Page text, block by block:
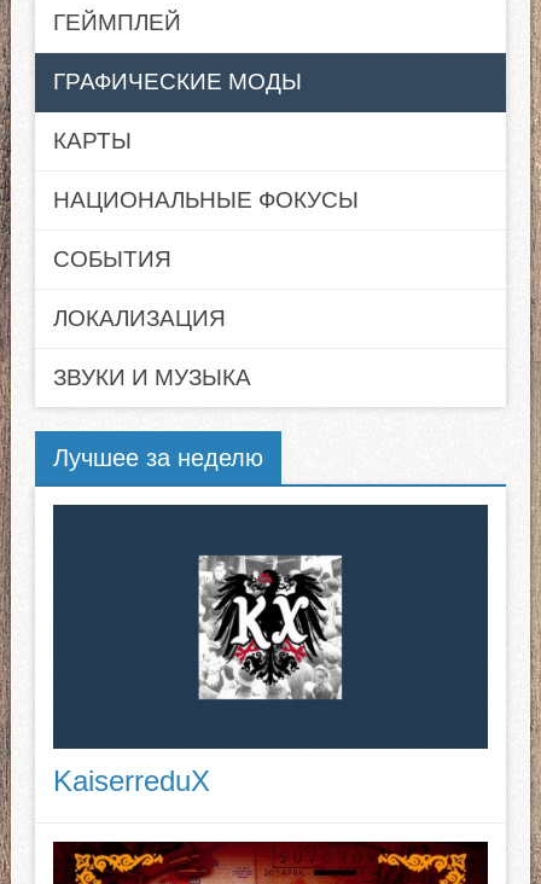
ГЕЙМПЛЕЙ
ГРАФИЧЕСКИЕ МОДЫ
КАРТЫ
НАЦИОНАЛЬНЫЕ ФОКУСЫ
СОБЫТИЯ
ЛОКАЛИЗАЦИЯ
ЗВУКИ И МУЗЫКА
Лучшее за неделю
KaiserreduX